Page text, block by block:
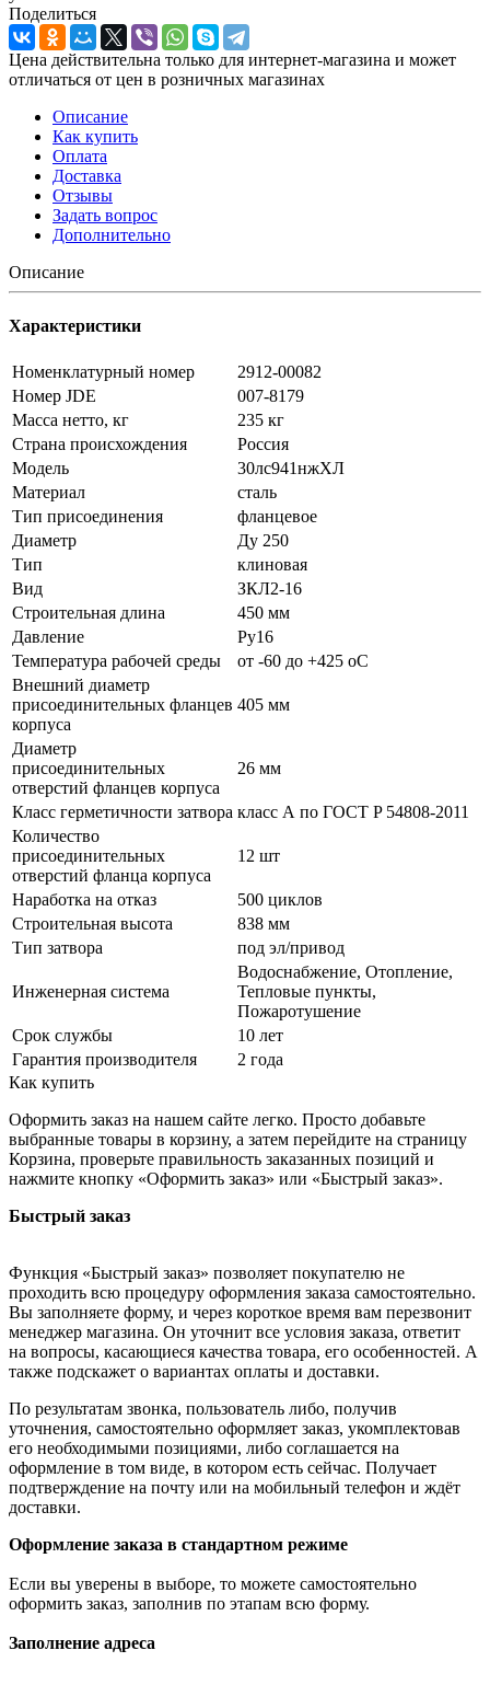
Поделиться
Цена действительна только для интернет-магазина и может
отличаться от цен в розничных магазинах
Описание
Как купить
Оплата
Доставка
Отзывы
Задать вопрос
Дополнительно
Описание
Характеристики
Номенклатурный номер
2912-00082
Номер JDE
007-8179
Масса нетто, кг
235 кг
Страна происхождения
Россия
Модель
30лс941нжХЛ
Материал
сталь
Тип присоединения
фланцевое
Диаметр
Ду 250
Тип
клиновая
Вид
ЗКЛ2-16
Строительная длина
450 мм
Давление
Ру16
Температура рабочей среды
от -60 до +425 oC
Внешний диаметр
присоединительных фланцев
корпуса
405 мм
Диаметр
присоединительных
отверстий фланцев корпуса
26 мм
Класс герметичности затвора класс А по ГОСТ P 54808-2011
Количество
присоединительных
отверстий фланца корпуса
12 шт
Наработка на отказ
500 циклов
Строительная высота
838 мм
Тип затвора
под эл/привод
Инженерная система
Водоснабжение, Отопление,
Тепловые пункты,
Пожаротушение
Срок службы
10 лет
Гарантия производителя
2 года
Как купить
Оформить заказ на нашем сайте легко. Просто добавьте
выбранные товары в корзину, а затем перейдите на страницу
Корзина, проверьте правильность заказанных позиций и
нажмите кнопку «Оформить заказ» или «Быстрый заказ».
Быстрый заказ
Функция «Быстрый заказ» позволяет покупателю не
проходить всю процедуру оформления заказа самостоятельно.
Вы заполняете форму, и через короткое время вам перезвонит
менеджер магазина. Он уточнит все условия заказа, ответит
на вопросы, касающиеся качества товара, его особенностей. А
также подскажет о вариантах оплаты и доставки.
По результатам звонка, пользователь либо, получив
уточнения, самостоятельно оформляет заказ, укомплектовав
его необходимыми позициями, либо соглашается на
оформление в том виде, в котором есть сейчас. Получает
подтверждение на почту или на мобильный телефон и ждёт
доставки.
Оформление заказа в стандартном режиме
Если вы уверены в выборе, то можете самостоятельно
оформить заказ, заполнив по этапам всю форму.
Заполнение адреса